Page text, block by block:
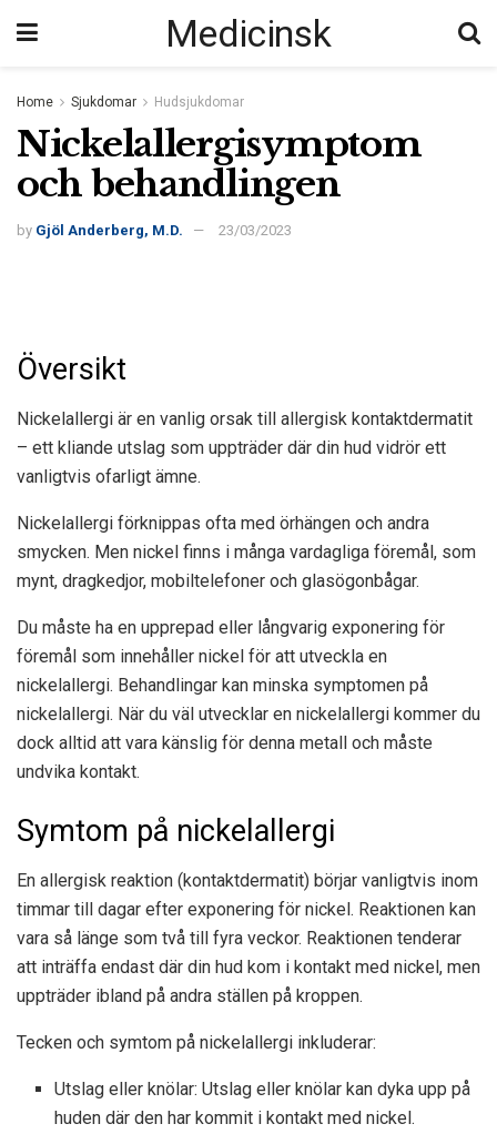
Medicinsk
Home Sjukdomar Hudsjukdomar
Nickelallergisymptom
och behandlingen
by Gjöl Anderberg, M.D. 23/03/2023
Översikt
Nickelallergi är en vanlig orsak till allergisk kontaktdermatit
– ett kliande utslag som uppträder där din hud vidrör ett
vanligtvis ofarligt ämne.
Nickelallergi förknippas ofta med örhängen och andra
smycken. Men nickel finns i många vardagliga föremål, som
mynt, dragkedjor, mobiltelefoner och glasögonbågar.
Du måste ha en upprepad eller långvarig exponering för
föremål som innehåller nickel för att utveckla en
nickelallergi. Behandlingar kan minska symptomen på
nickelallergi. När du väl utvecklar en nickelallergi kommer du
dock alltid att vara känslig för denna metall och måste
undvika kontakt.
Symtom på nickelallergi
En allergisk reaktion (kontaktdermatit) börjar vanligtvis inom
timmar till dagar efter exponering för nickel. Reaktionen kan
vara så länge som två till fyra veckor. Reaktionen tenderar
att inträffa endast där din hud kom i kontakt med nickel, men
uppträder ibland på andra ställen på kroppen.
Tecken och symtom på nickelallergi inkluderar:
Utslag eller knölar: Utslag eller knölar kan dyka upp på
huden där den har kommit i kontakt med nickel.